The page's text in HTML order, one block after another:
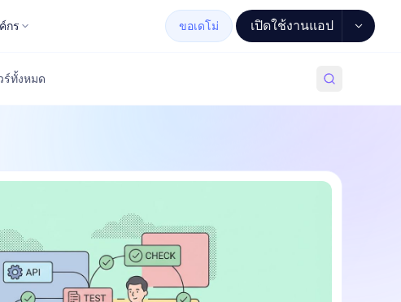
กร ขอเดโม่ เปิดใช้งานแอป
ร์ทั้งหมด